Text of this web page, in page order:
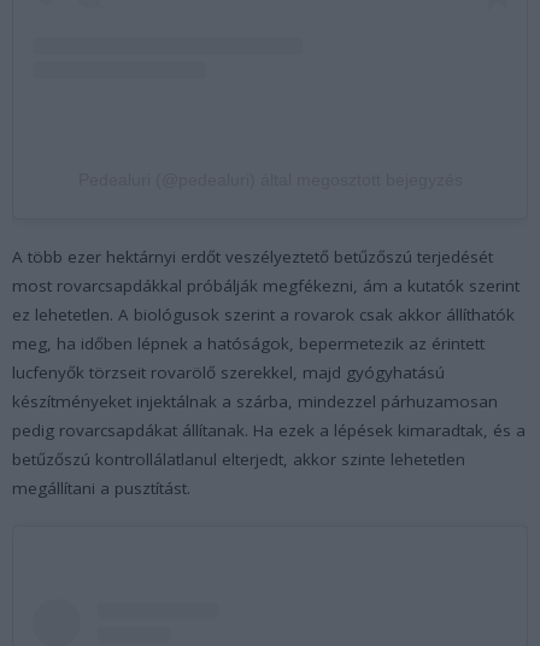
A több ezer hektárnyi erdőt veszélyeztető betűzőszú terjedését
most rovarcsapdákkal próbálják megfékezni, ám a kutatók szerint
ez lehetetlen. A biológusok szerint a rovarok csak akkor állíthatók
meg, ha időben lépnek a hatóságok, bepermetezik az érintett
lucfenyők törzseit rovarölő szerekkel, majd gyógyhatású
készítményeket injektálnak a szárba, mindezzel párhuzamosan
pedig rovarcsapdákat állítanak. Ha ezek a lépések kimaradtak, és a
betűzőszú kontrollálatlanul elterjedt, akkor szinte lehetetlen
megállítani a pusztítást.